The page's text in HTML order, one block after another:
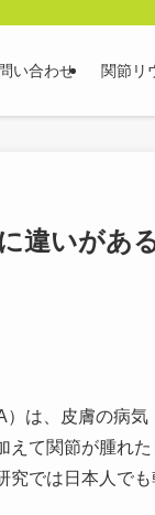
い合わせ 関節リ
違いがあ
は、皮膚の病気
て関節が腫れた
では日本人で